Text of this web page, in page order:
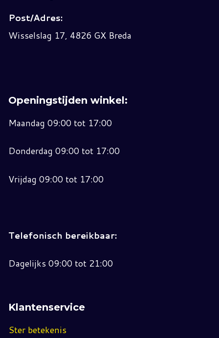
Post/Adres:
Wisselslag 17, 4826 GX Breda
Openingstijden winkel:
Maandag 09:00 tot 17:00
Donderdag 09:00 tot 17:00
Vrijdag 09:00 tot 17:00
Telefonisch bereikbaar:
Dagelijks 09:00 tot 21:00
Klantenservice
Ster betekenis